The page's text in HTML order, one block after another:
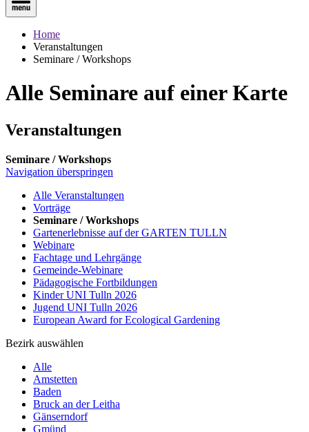
Home
Veranstaltungen
Seminare / Workshops
Alle Seminare auf einer Karte
Veranstaltungen
Seminare / Workshops
Navigation überspringen
Alle Veranstaltungen
Vorträge
Seminare / Workshops
Gartenerlebnisse auf der GARTEN TULLN
Webinare
Fachtage und Lehrgänge
Gemeinde-Webinare
Pädagogische Fortbildungen
Kinder UNI Tulln 2026
Jugend UNI Tulln 2026
European Award for Ecological Gardening
Bezirk auswählen
Alle
Amstetten
Baden
Bruck an der Leitha
Gänserndorf
Gmünd